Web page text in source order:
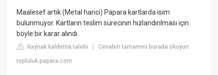
Maalesef artık (Metal harici) Papara kartlarda isim
bulunmuyor. Kartların teslim sürecinin hızlandırılması için
böyle bir karar alındı.
Kaynak kaldırma talebi |Cevabın tamamını burada okuyun:
topluluk.papara.com